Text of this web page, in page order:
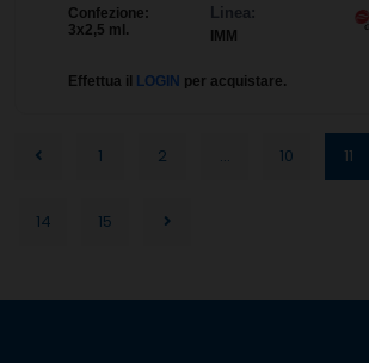
Confezione:
3x2,5 ml.
Linea:
IMM
Effettua il LOGIN per acquistare.
1 2 ... 10 11
14 15